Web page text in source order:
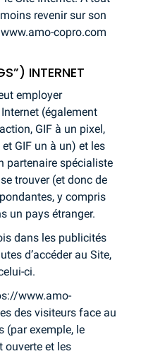
revenir sur son
copro.com
INTERNET
employer
(également
GIF à un pixel,
GIF un à un) et les
partenaire spécialiste
trouver (et donc de
y compris
un pays étranger.
dans les publicités
d’accéder au Site,
ci.
www.amo-
des visiteurs face au
(par exemple, le
ouverte et les